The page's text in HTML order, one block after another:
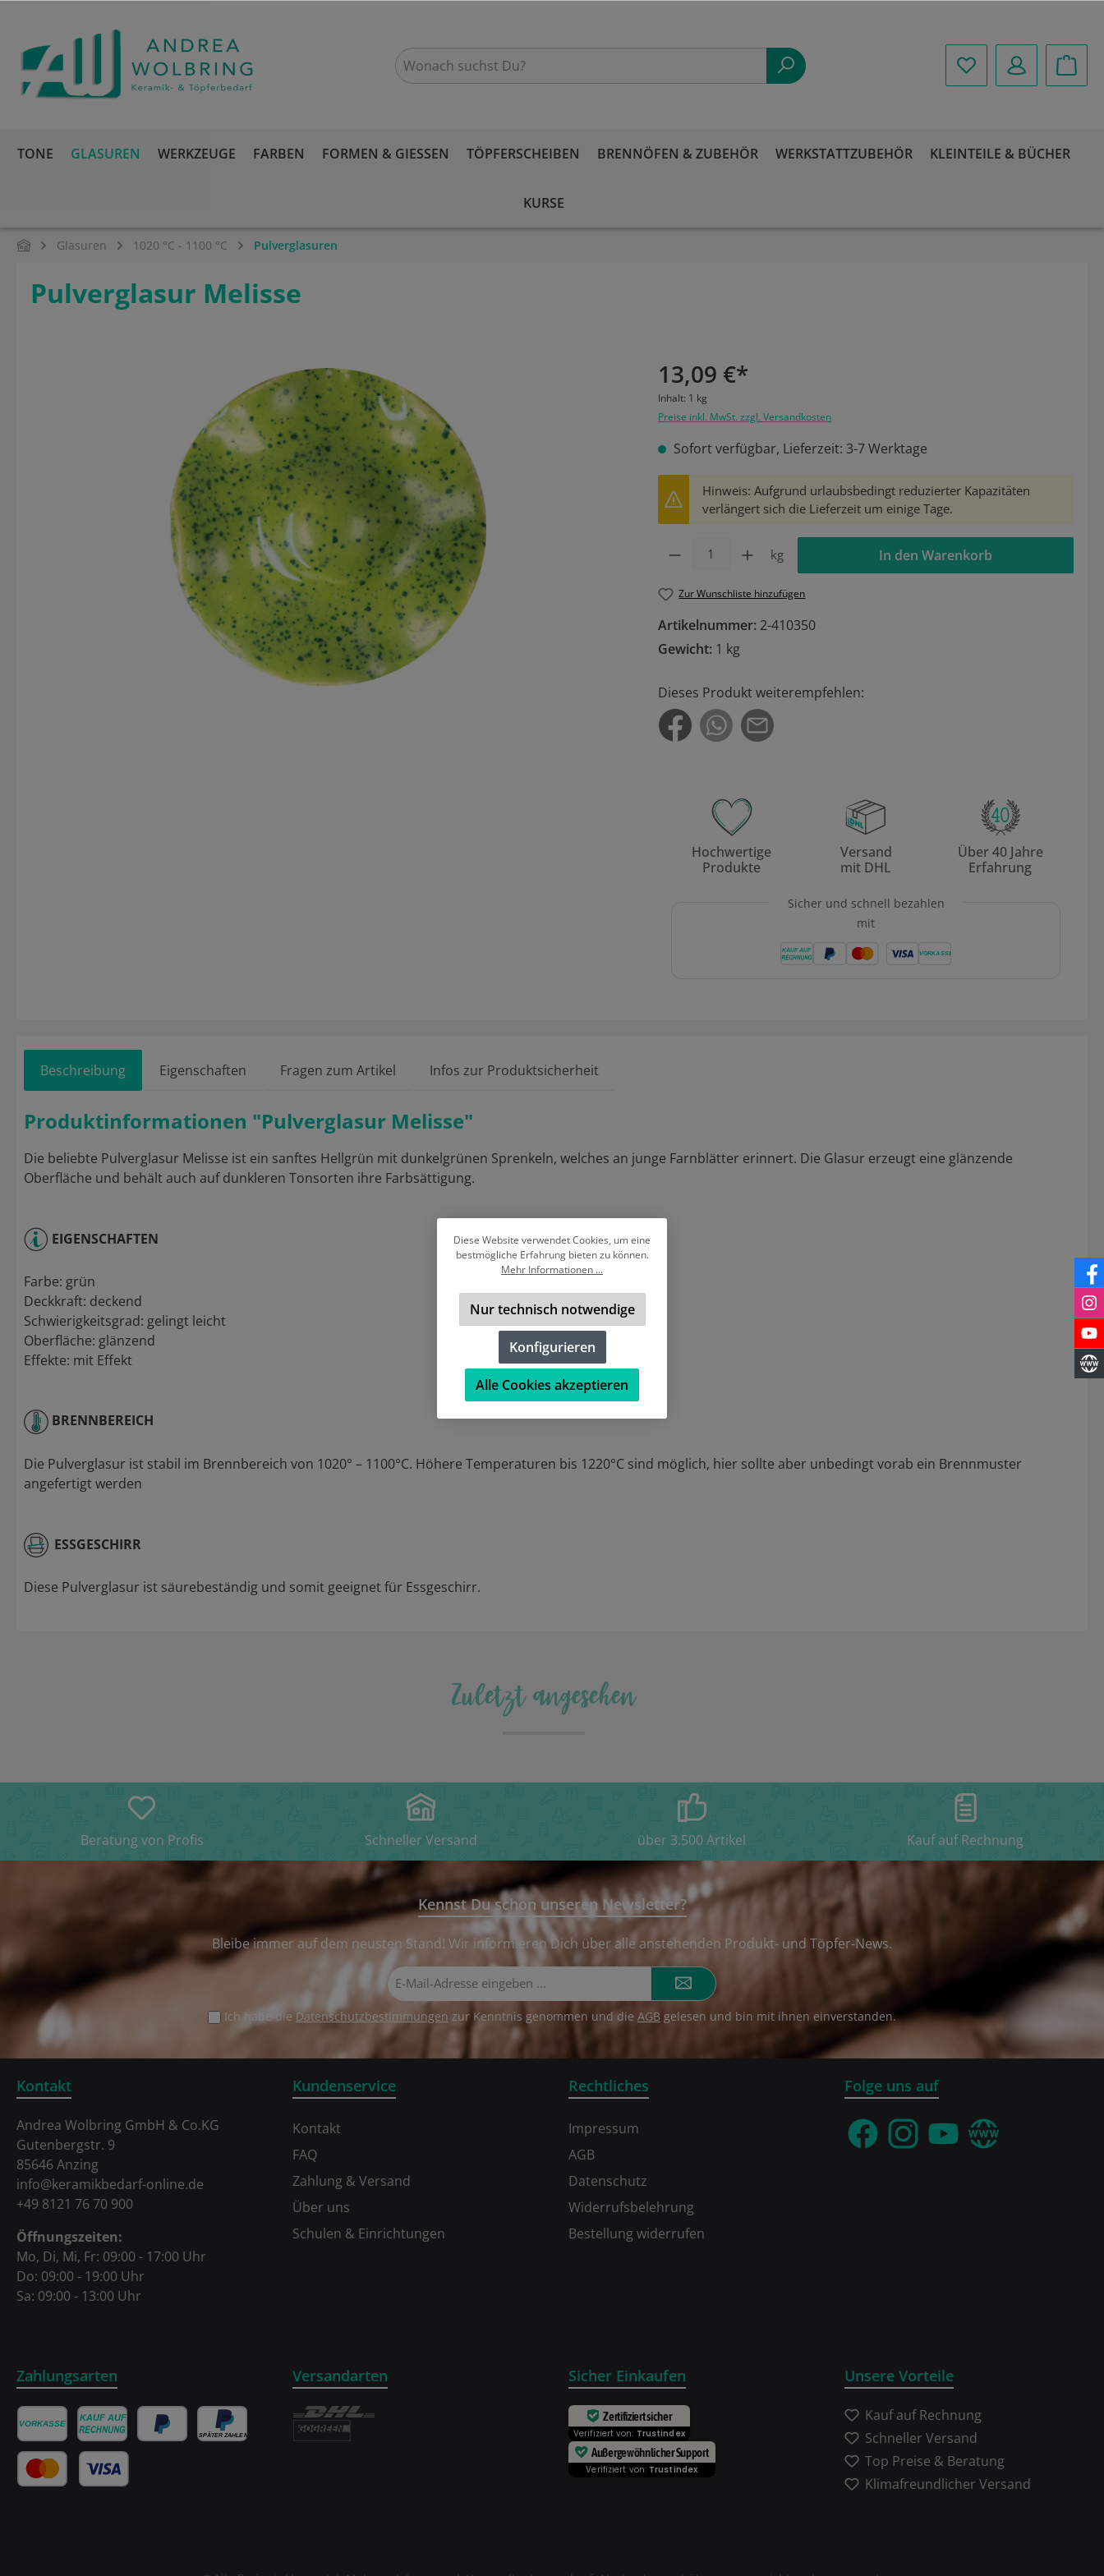
TONE GLASUREN WERKZEUGE FARBEN FORMEN & GIESSEN TÖPFERSCHEIBEN BRENNÖFEN & ZUBEHÖR WERKSTATTZUBEHÖR KLEINTEILE & BÜCHER
KURSE
Glasuren 1020 °C - 1100 °C Pulverglasuren
Pulverglasur Melisse
13,09 €*
Inhalt: 1 kg
Preise inkl. MwSt. zzgl. Versandkosten
Sofort verfügbar, Lieferzeit: 3-7 Werktage
Hinweis: Aufgrund urlaubsbedingt reduzierter Kapazitäten
verlängert sich die Lieferzeit um einige Tage.
kg In den Warenkorb
Zur Wunschliste hinzufügen
Artikelnummer: 2-410350
Gewicht: 1 kg
Dieses Produkt weiterempfehlen:
Hochwertige
Produkte
Versand
mit DHL
Über 40 Jahre
Erfahrung
Sicher und schnell bezahlen
mit
Beschreibung Eigenschaften Fragen zum Artikel Infos zur Produktsicherheit
Produktinformationen "Pulverglasur Melisse"
Die beliebte Pulverglasur Melisse ist ein sanftes Hellgrün mit dunkelgrünen Sprenkeln, welches an junge Farnblätter erinnert. Die Glasur erzeugt eine glänzende
Oberfläche und behält auch auf dunkleren Tonsorten ihre Farbsättigung.
EIGENSCHAFTEN
Farbe: grün
Deckkraft: deckend
Schwierigkeitsgrad: gelingt leicht
Oberfläche: glänzend
Effekte: mit Effekt
BRENNBEREICH
Die Pulverglasur ist stabil im Brennbereich von 1020° – 1100°C. Höhere Temperaturen bis 1220°C sind möglich, hier sollte aber unbedingt vorab ein Brennmuster
angefertigt werden
ESSGESCHIRR
Diese Pulverglasur ist säurebeständig und somit geeignet für Essgeschirr.
Zuletzt angesehen
Beratung von Profis Schneller Versand über 3.500 Artikel Kauf auf Rechnung
Kennst Du schon unseren Newsletter?
Bleibe immer auf dem neusten Stand! Wir informieren Dich über alle anstehenden Produkt- und Töpfer-News.
Mail-
Adresse*
Ich habe die Datenschutzbestimmungen zur Kenntnis genommen und die AGB gelesen und bin mit ihnen einverstanden.
Kundenservice
Kontakt
FAQ
Zahlung & Versand
Über uns
Schulen & Einrichtungen
Rechtliches
Impressum
AGB
Datenschutz
Widerrufsbelehrung
Bestellung widerrufen
Kontakt
Andrea Wolbring GmbH & Co.KG
Gutenbergstr. 9
85646 Anzing
info@keramikbedarf-online.de
+49 8121 76 70 900
Öffnungszeiten:
Mo, Di, Mi, Fr: 09:00 - 17:00 Uhr
Do: 09:00 - 19:00 Uhr
Sa: 09:00 - 13:00 Uhr
Zahlungsarten Versandarten Sicher Einkaufen
Zertifiziert sicher
Verifiziert von: Trustindex
Außergewöhnlicher Support
Verifiziert von: Trustindex
Folge uns auf
FacebookInstagramYouTubeWebseite
Unsere Vorteile
Kauf auf Rechnung
Schneller Versand
Top Preise & Beratung
Klimafreundlicher Versand
Diese Website verwendet Cookies, um eine
bestmögliche Erfahrung bieten zu können.
Mehr Informationen ...
Nur technisch notwendige
Konfigurieren
Alle Cookies akzeptieren